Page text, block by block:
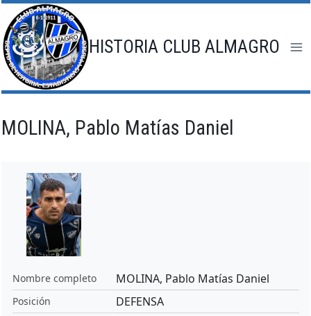
Saltar
al
contenido
HISTORIA CLUB ALMAGRO
MOLINA, Pablo Matías Daniel
Nombre completo MOLINA, Pablo Matías Daniel
Posición DEFENSA